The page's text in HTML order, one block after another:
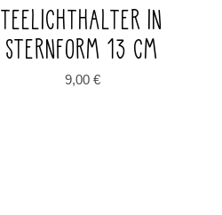
TEELICHTHALTER IN
STERNFORM 13 CM
9,00 €